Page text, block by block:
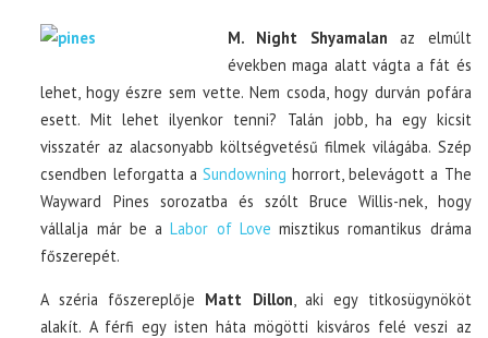
M. Night Shyamalan az elmúlt
években maga alatt vágta a fát és
lehet, hogy észre sem vette. Nem csoda, hogy durván pofára
esett. Mit lehet ilyenkor tenni? Talán jobb, ha egy kicsit
visszatér az alacsonyabb költségvetésű filmek világába. Szép
csendben leforgatta a Sundowninghorrort, belevágott a The
Wayward Pines sorozatba és szólt Bruce Willis-nek, hogy
vállalja már be aLabor of Lovemisztikus romantikus dráma
főszerepét.
A széria főszereplője Matt Dillon , aki egy titkosügynököt
alakít. A férfi egy isten háta mögötti kisváros felé veszi az